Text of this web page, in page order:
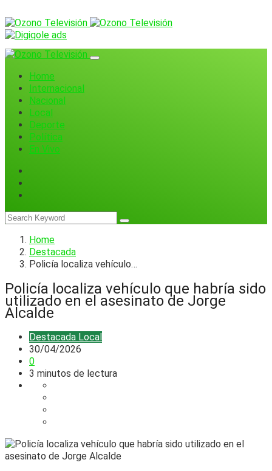
Home
Internacional
Nacional
Local
Deporte
Política
En Vivo
Home
Destacada
Policía localiza vehículo…
Policía localiza vehículo que habría sido
utilizado en el asesinato de Jorge
Alcalde
Destacada Local
30/04/2026
0
3 minutos de lectura